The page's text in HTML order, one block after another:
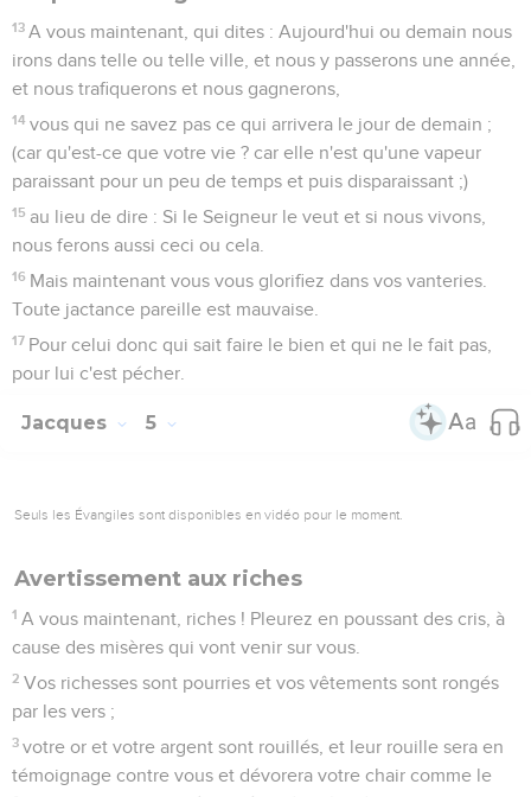
1 Pierre Introduction
© Le Projet Biblique
L’auteur de cette lettre se nomme au premier verset «
Pierre, *apôtre de Jésus-Christ » et précise au chapitre 5 (v.1)
qu’il fut « témoin des souffrances du Christ » : il s’agit donc